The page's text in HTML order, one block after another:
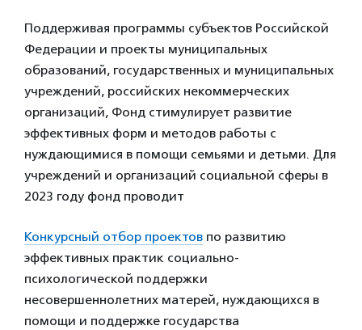
Поддерживая программы субъектов Российской
Федерации и проекты муниципальных
образований, государственных и муниципальных
учреждений, российских некоммерческих
организаций, Фонд стимулирует развитие
эффективных форм и методов работы с
нуждающимися в помощи семьями и детьми. Для
учреждений и организаций социальной сферы в
2023 году фонд проводит
Конкурсный отбор проектов по развитию
эффективных практик социально-
психологической поддержки
несовершеннолетних матерей, нуждающихся в
помощи и поддержке государства